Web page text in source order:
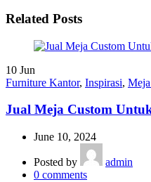
Related Posts
10 Jun
Furniture Kantor, Inspirasi,
Jual Meja Custom
June 10, 2024
Posted by
admin
0 comments